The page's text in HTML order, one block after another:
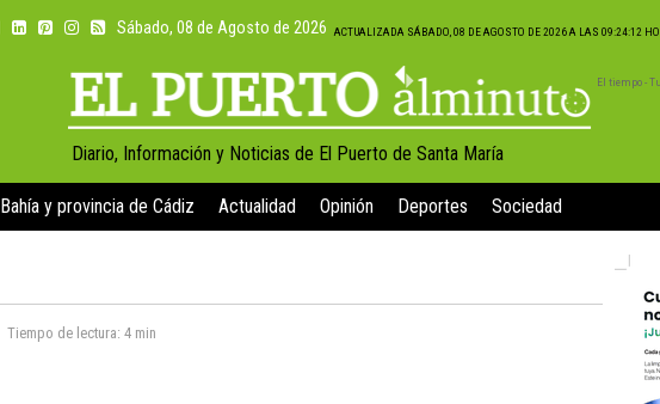
Sábado, 08 de Agosto de 2026 ACTUALIZADA SÁBADO, 08 DE AGOSTO DE 2026 A LAS 09:24:12
Diario, Información y Noticias de El Puerto de Santa María
El tiempo -
Bahía y provincia de Cádiz Actualidad Opinión Deportes Sociedad
Tiempo de lectura: 4 min